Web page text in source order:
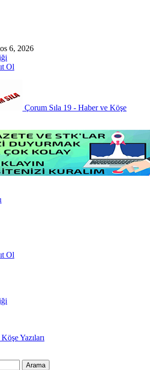
6, 2026
Ol
Çorum Sıla 19 - Haber ve Köşe
Ol
Yazıları